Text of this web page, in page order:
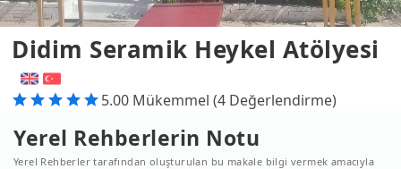
Didim Seramik Heykel Atölyesi
5.00 Mükemmel (4 Değerlendirme)
Yerel Rehberlerin Notu
Yerel Rehberler tarafından oluşturulan bu makale bilgi vermek amacıyla